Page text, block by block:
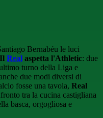
Bernabéu le luci
Il Real aspetta l'Athletic: due
turno della Liga e
due modi diversi di
fosse una tavola, Real
tra la cucina castigliana
basca, orgogliosa e